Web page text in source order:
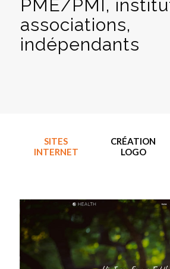
PME/PMI,
associations,
indépendants
SITES
INTERNET
CRÉATION
LOGO